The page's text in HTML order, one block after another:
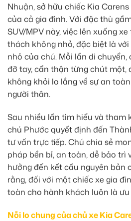
Nhuận, sở hữu chiếc Kia
của cả gia đình. Với đặc thù
SUV/MPV này, việc lên xuống
thách không nhỏ, đặc biệt là
nhỏ của chú. Mỗi lần di
đỡ tay, cẩn thận từng chút một,
không khỏi lo lắng về sự an
người thân.
Sau nhiều lần tìm hiểu và tham
chú Phước quyết định đến
tư vấn trực tiếp. Chú chia sẻ
pháp bền bỉ, an toàn, dễ bảo trì
hưởng đến kết cấu nguyên bản
rằng, đối với một chiếc xe gia
toàn cho hành khách luôn là
Nỗi lo chung của chủ xe Kia